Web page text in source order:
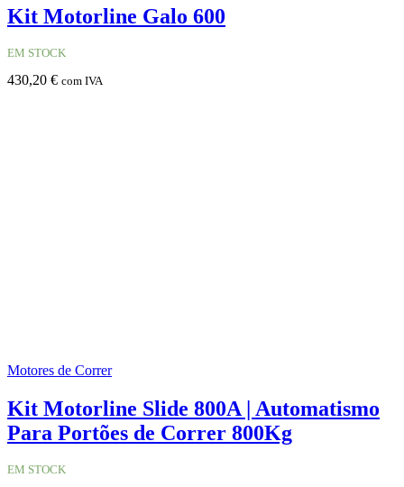
Kit Motorline Galo 600
EM STOCK
430,20 € com IVA
Motores de Correr
Kit Motorline Slide 800A | Automatismo
Para Portões de Correr 800Kg
EM STOCK